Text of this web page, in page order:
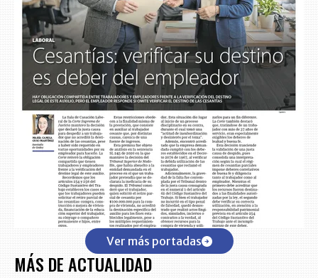
Ver más portadas
MÁS DE ACTUALIDAD